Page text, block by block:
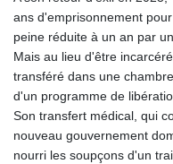
ans d'emprisonnement
peine réduite à un an par
Mais au lieu d'être
transféré dans une
d'un programme de
Son transfert médical, qui
nouveau gouvernement
nourri les soupçons d'un